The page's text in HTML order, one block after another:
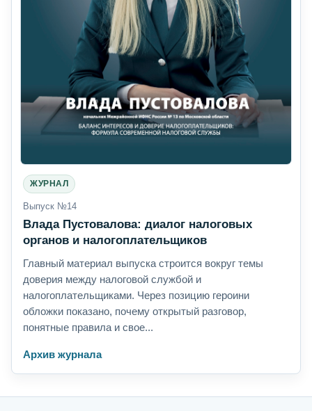
ЖУРНАЛ
Выпуск №14
Влада Пустовалова: диалог налоговых
органов и налогоплательщиков
Главный материал выпуска строится вокруг темы
доверия между налоговой службой и
налогоплательщиками. Через позицию героини
обложки показано, почему открытый разговор,
понятные правила и свое...
Архив журнала